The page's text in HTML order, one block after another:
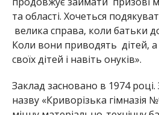
та області. Хочеться
велика справа, коли батьки
Коли вони приводять дітей, а
своїх дітей і навіть онуків».
Заклад засновано в 1974
назву «Криворізька гімназія